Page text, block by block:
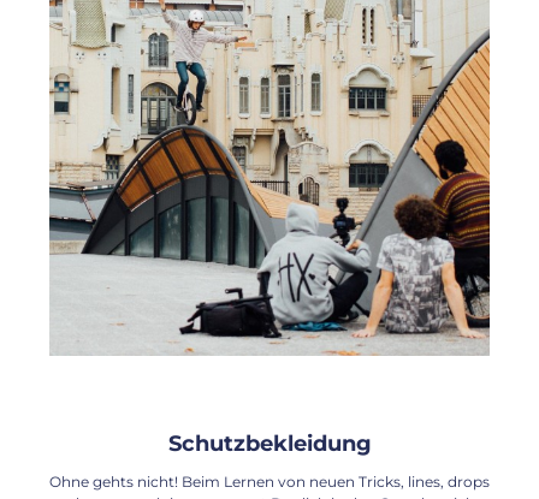
Schutzbekleidung
Ohne gehts nicht! Beim Lernen von neuen Tricks, lines, drops